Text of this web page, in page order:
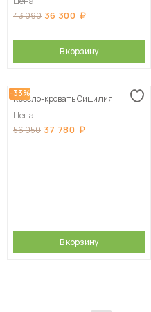
43 090 36 300
В корзину
-33%
Кресло-кровать Сицилия
Цена
56 050 37 780
В корзину